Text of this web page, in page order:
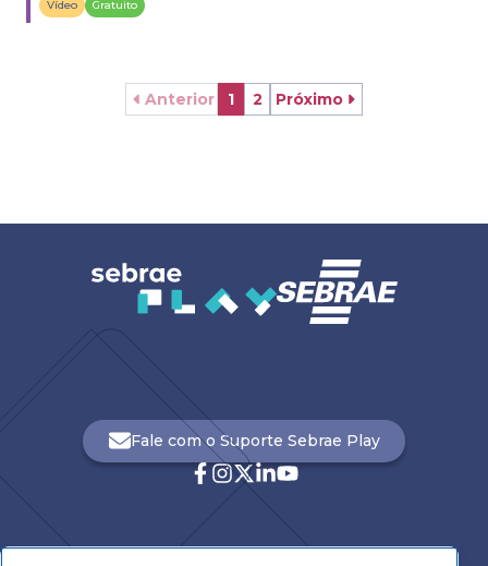
Vídeo Gratuito
Anterior 1 2 Próximo
Fale com o Suporte Sebrae Play